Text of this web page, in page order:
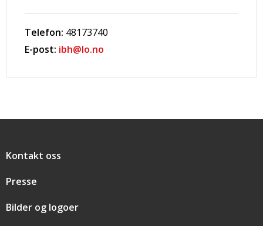
Telefon: 48173740
E-post: ibh@lo.no
Snarveier
Kontakt oss
Presse
Bilder og logoer